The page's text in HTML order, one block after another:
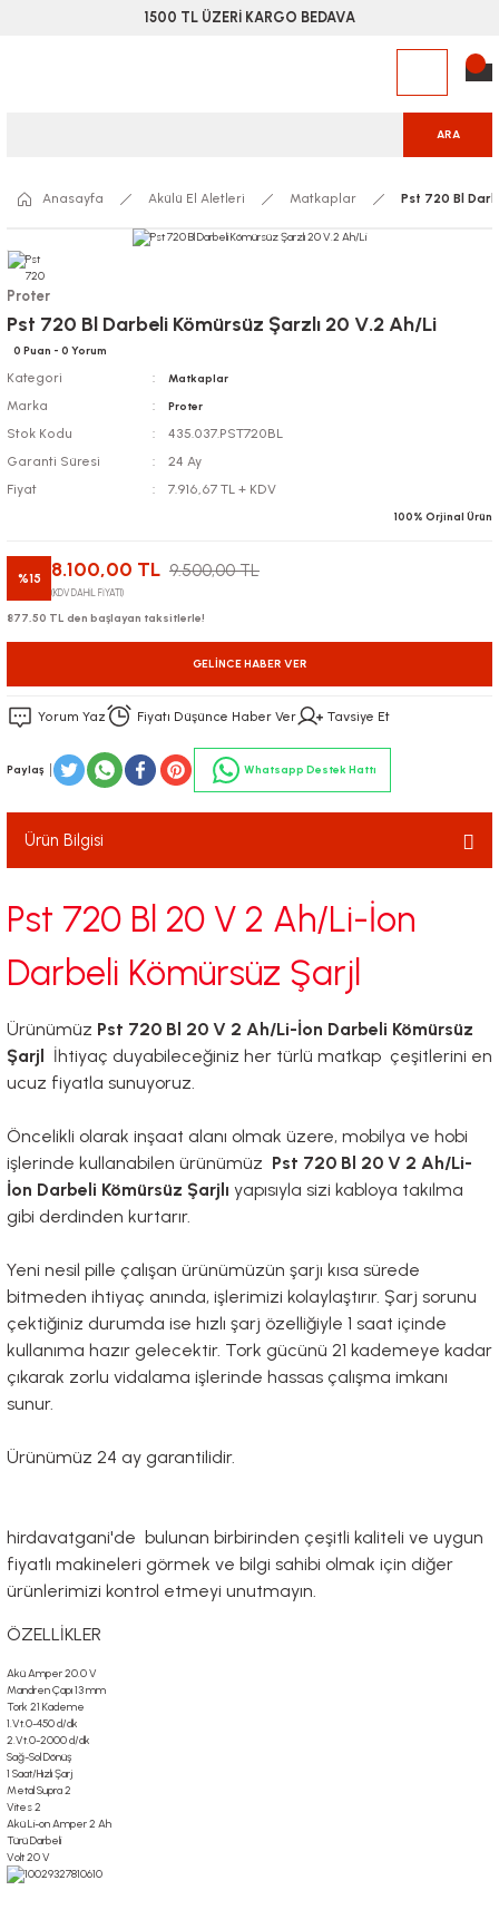
1500 TL ÜZERİ KARGO BEDAVA
ARA
Anasayfa Akülü El Aletleri Matkaplar Pst 720 Bl
Proter
Pst 720 Bl Darbeli Kömürsüz Şarzlı 20 V.2 Ah/Li
0 Puan - 0 Yorum
Kategori Matkaplar
Marka Proter
Stok Kodu
435.037.PST720BL
Garanti Süresi
24 Ay
Fiyat
7.916,67 TL + KDV
100% Orjinal Ürün
%15 8.100,00 TL 9.500,00 TL
(KDV DAHİL FİYATI)
877,50 TL den başlayan taksitlerle!
GELINCE HABER VER
Yorum Yaz Fiyatı Düşünce Haber Ver Tavsiye Et
Paylaş Whatsapp Destek Hattı
Ürün Bilgisi
Pst 720 Bl 20 V 2 Ah/Li-İon
Darbeli Kömürsüz Şarjl
Ürünümüz Pst 720 Bl 20 V 2 Ah/Li-İon Darbeli Kömürsüz
Şarjl İhtiyaç duyabileceğiniz her türlü matkap çeşitlerini en
ucuz fiyatla sunuyoruz.
Öncelikli olarak inşaat alanı olmak üzere, mobilya ve hobi
işlerinde kullanabilen ürünümüz Pst 720 Bl 20 V 2 Ah/Li-
İon Darbeli Kömürsüz Şarjlı yapısıyla sizi kabloya takılma
gibi derdinden kurtarır.
Yeni nesil pille çalışan ürünümüzün şarjı kısa sürede
bitmeden ihtiyaç anında, işlerimizi kolaylaştırır. Şarj sorunu
çektiğiniz durumda ise hızlı şarj özelliğiyle 1 saat içinde
kullanıma hazır gelecektir. Tork gücünü 21 kademeye kadar
çıkarak zorlu vidalama işlerinde hassas çalışma imkanı
sunur.
Ürünümüz 24 ay garantilidir.
hirdavatgani'de bulunan birbirinden çeşitli kaliteli ve uygun
fiyatlı makineleri görmek ve bilgi sahibi olmak için diğer
ürünlerimizi kontrol etmeyi unutmayın.
ÖZELLİKLER
Akü Amper 20.0 V
Mandren Çapı 13 mm
Tork 21 Kademe
1.Vt.0-450 d/dk
2.Vt.0-2000 d/dk
Sağ-Sol Dönüş
1 Saat/Hızlı Şarj
Metal Supra 2
Vites 2
Akü Li-on Amper 2 Ah
Türü Darbeli
Volt 20 V